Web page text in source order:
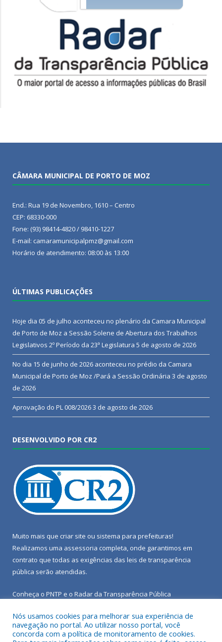
CÂMARA MUNICIPAL DE PORTO DE MOZ
End.: Rua 19 de Novembro, 1610 – Centro
CEP: 68330-000
Fone: (93) 98414-4820 / 98410-1227
E-mail: camaramunicipalpmz@gmail.com
Horário de atendimento: 08:00 às 13:00
ÚLTIMAS PUBLICAÇÕES
Hoje dia 05 de julho aconteceu no plenário da Camara Municipal
de Porto de Moz a Sessão Solene de Abertura dos Trabalhos
Legislativos 2º Período da 23ª Legislatura 5 de agosto de 2026
No dia 15 de junho de 2026 aconteceu no prédio da Camara
Municipal de Porto de Moz /Pará a Sessão Ordinária 3 de agosto
de 2026
Aprovação do PL 008/20263 de agosto de 2026
DESENVOLVIDO POR CR2
Muito mais que criar site ou sistema para prefeituras!
Realizamos uma assessoria completa, onde garantimos em
contrato que todas as exigências das leis de transparência
pública serão atendidas.
Conheça o PNTP e o Radar da Transparência Pública
Nós usamos cookies para melhorar sua experiência de
navegação no portal. Ao utilizar nosso portal, você
concorda com a política de monitoramento de cookies.